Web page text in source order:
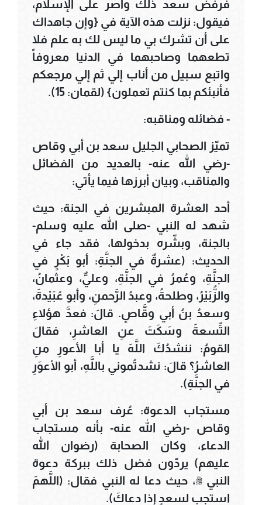
فرفض سعد ذلك وأصر على الإسلام،
فيقول: نزلت هذه الآية في {وإن جاهداك
على أن تشرك بي ما ليس لك به علم فلا
تطعهما وصاحبهما في الدنيا معروفاً
واتبع سبيل من أناب إلي ثم إلي مرجعكم
فأنبئكم بما كنتم تعملون} (لقمان: 15).
- فضائله ومناقبه:
تميّز الصحابي الجليل سعد بن أبي وقاص
-رضي الله عنه- بالعديد من الفضائل
والمناقب، وبيان أبرزها فيما يأتي:
أحد العشرة المبشرين في الجنة: حيث
شهد له النبي -صلى الله عليه وسلم-
بالجنة، وبشّره بدخولها، فقد جاء في
الحديث: (عشرةٌ في الجنَّةِ: أبو بَكْرٍ في
الجنَّةِ، وعُمرُ في الجنَّةِ، وعليٌّ، وعثمانُ،
والزُّبَيْرُ، وطلحةُ، وعبدُ الرَّحمنِ، وأبو عُبَيْدةَ،
وسعدُ بنُ أبي وقَّاصٍ. قالَ: فعدَّ هؤلاءِ
التِّسعةَ وسَكَتَ عنِ العاشرِ، فقالَ
القومُ: ننشدُكَ اللَّهَ يا أبا الأعورِ منِ
العاشرُ؟ قالَ: نشدتُموني باللَّهِ، أبو الأعوَرِ
في الجنَّةِ).
مستجاب الدعوة: عُرف سعد بن أبي
وقاص -رضي الله عنه- بأنه مستجاب
الدعاء، وكان الصحابة (رضوان الله
عليهم) يردّون فضل ذلك ببركة دعوة
النبي ﷺ، حيث دعا له النبي فقال: (اللَّهمَ
استجِب لسعدٍ إذا دعاكَ).